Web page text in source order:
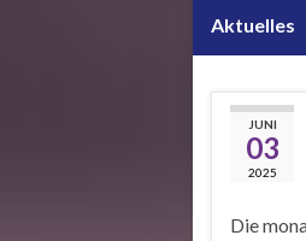
Aktuelles
JUNI
03
2025
Die